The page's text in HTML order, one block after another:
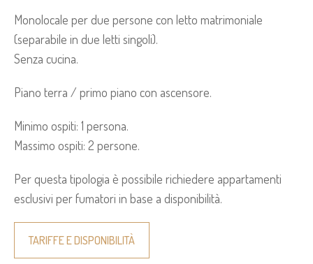
Monolocale per due persone con letto matrimoniale
(separabile in due letti singoli).
Senza cucina.
Piano terra / primo piano con ascensore.
Minimo ospiti: 1 persona.
Massimo ospiti: 2 persone.
Per questa tipologia è possibile richiedere appartamenti
esclusivi per fumatori in base a disponibilità.
TARIFFE E DISPONIBILITÀ